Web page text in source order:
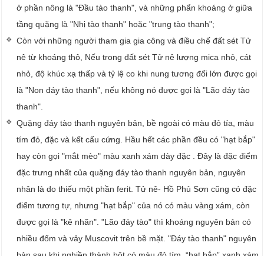
ở phần nông là "Đầu tào thanh", và những phẩn khoáng ở giữa
tầng quặng là "Nhị tào thanh" hoặc "trung tào thanh";
Còn với những người tham gia gia công và điều chế đất sét Tử
nê từ khoáng thô, Nếu trong đất sét Tử nê lượng mica nhỏ, cát
nhỏ, độ khúc xạ thấp và tỷ lệ co khi nung tương đối lớn được gọi
là "Non đáy tào thanh", nếu không nó được gọi là "Lão đáy tào
thanh".
Quặng đáy tào thanh nguyên bản, bề ngoài có màu đỏ tía, màu
tím đỏ, đặc và kết cấu cứng. Hầu hết các phần đều có "hạt bắp"
hay còn gọi "mắt mèo" màu xanh xám dày đặc . Đây là đặc điểm
đặc trưng nhất của quặng đáy tào thanh nguyên bản, nguyên
nhân là do thiếu một phần ferit. Tử nê- Hồ Phủ Sơn cũng có đặc
điểm tương tự, nhưng "hạt bắp" của nó có màu vàng xám, còn
được gọi là "kê nhãn". "Lão đáy tào" thì khoáng nguyên bản có
nhiều đốm và vảy Muscovit trên bề mặt. "Đáy tào thanh" nguyên